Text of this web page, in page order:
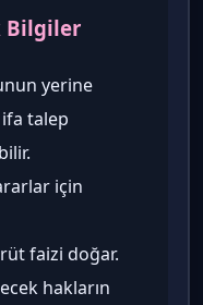
Bilgiler
yerine
talep
için
faizi doğar.
hakların